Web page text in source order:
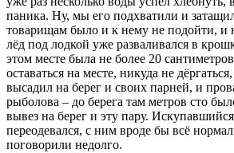
паника. Ну, мы его подхватили и
товарищам было и к нему не подойти, и
лёд под лодкой уже разваливался в
этом месте была не более 20
оставаться на месте, никуда не
высадил на берег и своих парней, и
рыболова – до берега там метров сто
вывез на берег и эту пару.
переодевался, с ним вроде бы всё
поговорили недолго.